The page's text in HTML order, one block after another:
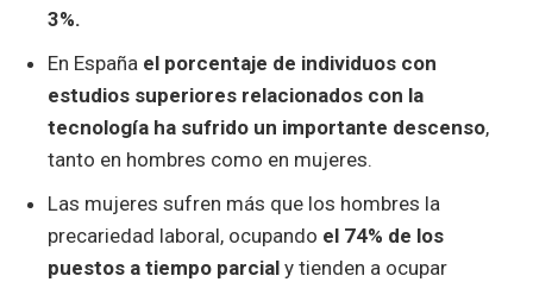
3%.
En España el porcentaje de individuos con
estudios superiores relacionados con la
tecnología ha sufrido un importante descenso,
tanto en hombres como en mujeres.
Las mujeres sufren más que los hombres la
precariedad laboral, ocupando el 74% de los
puestos a tiempo parcial y tienden a ocupar